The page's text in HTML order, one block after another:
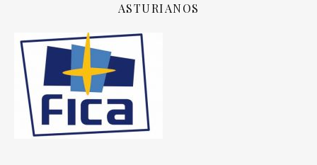
ASTURIANOS